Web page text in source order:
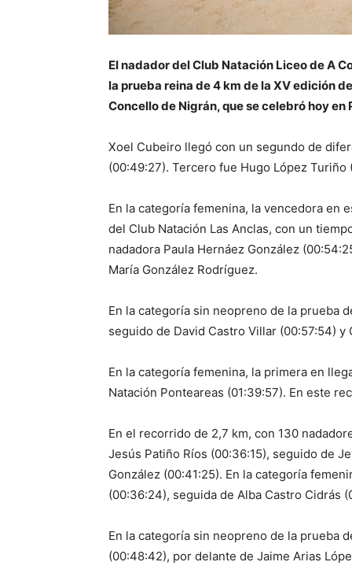
El nadador del Club Natación Liceo de A
la prueba reina de 4 km de la XV edición
Concello de Nigrán, que se celebró hoy
Xoel Cubeiro llegó con un segundo de
(00:49:27). Tercero fue Hugo López Turiño
En la categoría femenina, la vencedora en
del Club Natación Las Anclas, con un
nadadora Paula Hernáez González
María González Rodríguez.
En la categoría sin neopreno de la prueba
seguido de David Castro Villar (00:57:54) y
En la categoría femenina, la primera en
Natación Ponteareas (01:39:57). En este
En el recorrido de 2,7 km, con 130
Jesús Patiño Ríos (00:36:15), seguido de
González (00:41:25). En la categoría
(00:36:24), seguida de Alba Castro Cidrás
En la categoría sin neopreno de la prueba
(00:48:42), por delante de Jaime Arias